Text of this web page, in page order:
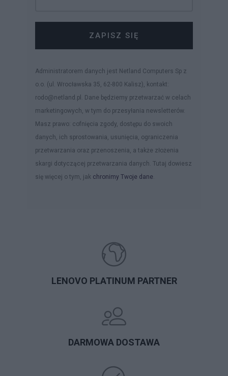
ZAPISZ SIĘ
Administratorem danych jest Netland Computers Sp z
o.o. (ul. Wrocławska 35, 62-800 Kalisz), kontakt:
rodo@netland.pl. Dane będziemy przetwarzać w celach
marketingowych, w tym do przesyłania newsletterów.
Masz prawo: cofnięcia zgody, dostępu do swoich
danych, ich sprostowania, usunięcia, ograniczenia
przetwarzania oraz przenoszenia, a także złożenia
skargi dotyczącej przetwarzania danych. Tutaj dowiesz
się więcej o tym, jak chronimy Twoje dane.
LENOVO PLATINUM PARTNER
DARMOWA DOSTAWA